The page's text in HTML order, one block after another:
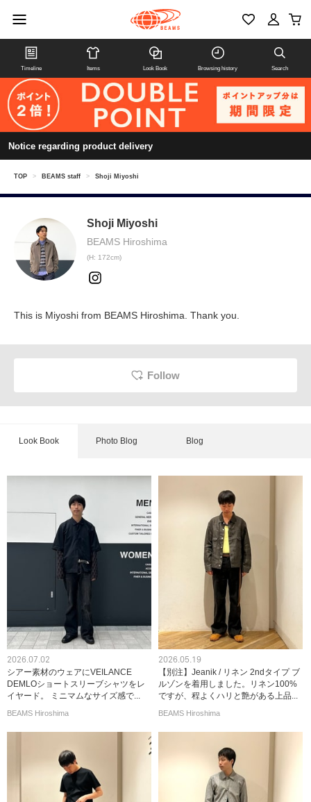
Timeline Items Look Book Browsing history Search
Notice regarding product delivery
TOP > BEAMS staff > Shoji Miyoshi
Shoji Miyoshi
BEAMS Hiroshima
(H: 172cm)
This is Miyoshi from BEAMS Hiroshima. Thank you.
Follow
Look Book Photo Blog Blog
2026.07.02
シアー素材のウェアにVEILANCE
DEMLOショートスリーブシャツをレ
イヤード。 ミニマムなサイズ感で...
BEAMS Hiroshima
2026.05.19
【別注】Jeanik / リネン 2ndタイプ ブ
ルゾンを着用しました。リネン100%
ですが、程よくハリと艶がある上品...
BEAMS Hiroshima